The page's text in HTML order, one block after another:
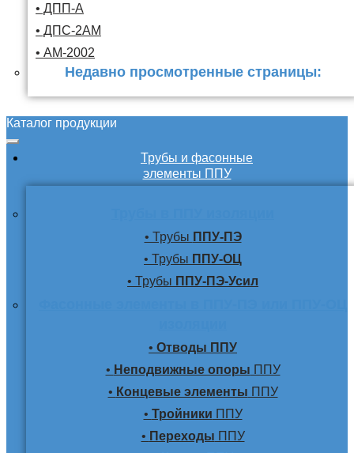
• ДПП-А
• ДПС-2АМ
• АМ-2002
Недавно просмотренные страницы:
Каталог продукции
Трубы и фасонные
элементы ППУ
• Трубы ППУ-ПЭ
• Трубы ППУ-ОЦ
• Трубы ППУ-ПЭ-Усил
• Отводы ППУ
• Неподвижные опоры ППУ
• Концевые элементы ППУ
• Тройники ППУ
• Переходы ППУ